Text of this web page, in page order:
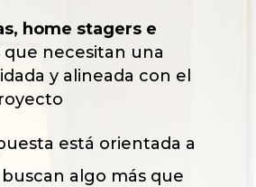
home stagers e
que necesitan una
y alineada con el
está orientada a
algo más que